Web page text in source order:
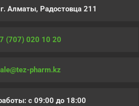
Алматы, Радостовца 211
(707) 020 10 20
pharm.kz
с 09:00 до 18:00